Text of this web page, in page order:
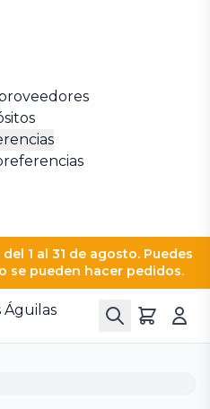
1 al 31 de agosto. Puedes
se pueden hacer pedidos.